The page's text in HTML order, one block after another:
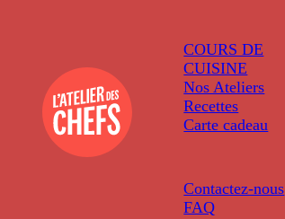
COURS DE
CUISINE
Nos Ateliers
Recettes
Carte cadeau
Contactez-nous
FAQ